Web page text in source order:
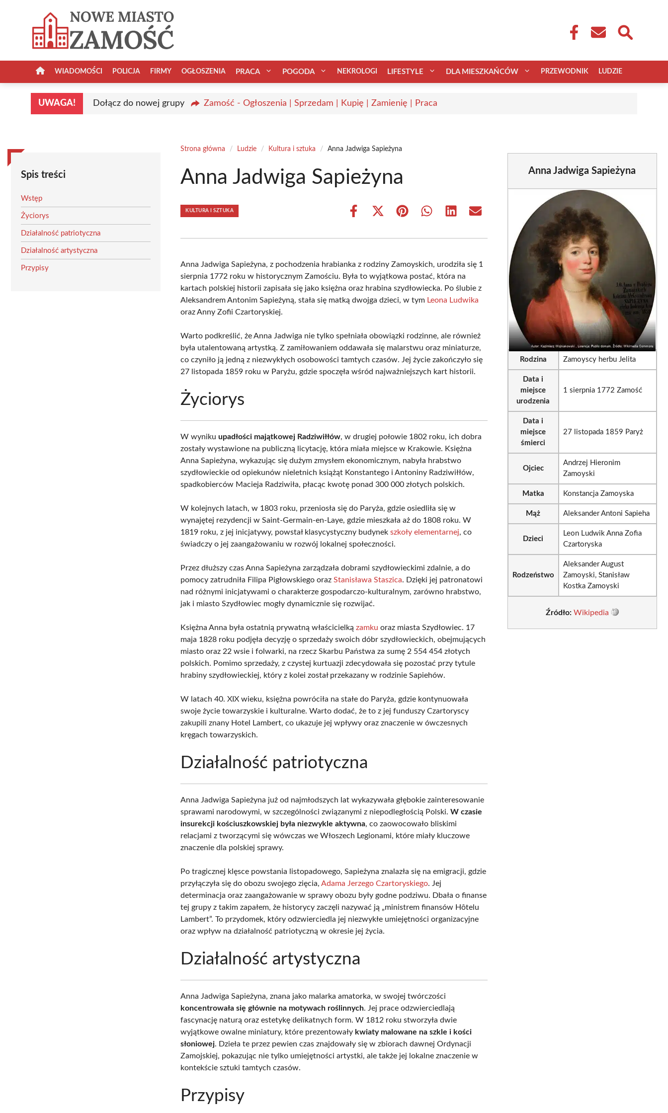
WIADOMOŚCI POLICJA FIRMY OGŁOSZENIA PRACA POGODA NEKROLOGI LIFESTYLE DLA MIESZKAŃCÓW PRZEWODNIK LUDZIE
UWAGA! Dołącz do nowej grupy Zamość - Ogłoszenia | Sprzedam | Kupię | Zamienię | Praca
Spis treści
Wstęp
Życiorys
Działalność patriotyczna
Działalność artystyczna
Przypisy
Strona główna / Ludzie / Kultura i sztuka / Anna Jadwiga Sapieżyna
Anna Jadwiga Sapieżyna
KULTURA I SZTUKA
Share
Share
(Twitter)
Share Share Share Share
Anna Jadwiga Sapieżyna, z pochodzenia hrabianka z rodziny Zamoyskich, urodziła się 1
sierpnia 1772 roku w historycznym Zamościu. Była to wyjątkowa postać, która na
kartach polskiej historii zapisała się jako księżna oraz hrabina szydłowiecka. Po ślubie z
Aleksandrem Antonim Sapieżyną, stała się matką dwojga dzieci, w tym Leona Ludwika
oraz Anny Zofii Czartoryskiej.
Warto podkreślić, że Anna Jadwiga nie tylko spełniała obowiązki rodzinne, ale również
była utalentowaną artystką. Z zamiłowaniem oddawała się malarstwu oraz miniaturze,
co czyniło ją jedną z niezwykłych osobowości tamtych czasów. Jej życie zakończyło się
27 listopada 1859 roku w Paryżu, gdzie spoczęła wśród najważniejszych kart historii.
Życiorys
W wynikuupadłości majątkowej Radziwiłłów, w drugiej połowie 1802 roku, ich dobra
zostały wystawione na publiczną licytację, która miała miejsce w Krakowie. Księżna
Anna Sapieżyna, wykazując się dużym zmysłem ekonomicznym, nabyła hrabstwo
szydłowieckie od opiekunów nieletnich książąt Konstantego i Antoniny Radziwiłłów,
spadkobierców Macieja Radziwiła, płacąc kwotę ponad 300 000 złotych polskich.
W kolejnych latach, w 1803 roku, przeniosła się do Paryża, gdzie osiedliła się w
wynajętej rezydencji w Saint-Germain-en-Laye, gdzie mieszkała aż do 1808 roku. W
1819 roku, z jej inicjatywy, powstał klasycystyczny budynekszkoły elementarnej, co
świadczy o jej zaangażowaniu w rozwój lokalnej społeczności.
Przez dłuższy czas Anna Sapieżyna zarządzała dobrami szydłowieckimi zdalnie, a do
pomocy zatrudniła Filipa Pigłowskiego orazStanisława Staszica. Dzięki jej patronatowi
nad różnymi inicjatywami o charakterze gospodarczo-kulturalnym, zarówno hrabstwo,
jak i miasto Szydłowiec mogły dynamicznie się rozwijać.
Księżna Anna była ostatnią prywatną właścicielkązamku oraz miasta Szydłowiec. 17
maja 1828 roku podjęła decyzję o sprzedaży swoich dóbr szydłowieckich, obejmujących
miasto oraz 22 wsie i folwarki, na rzecz Skarbu Państwa za sumę 2 554 454 złotych
polskich. Pomimo sprzedaży, z czystej kurtuazji zdecydowała się pozostać przy tytule
hrabiny szydłowieckiej, który z kolei został przekazany w rodzinie Sapiehów.
W latach 40. XIX wieku, księżna powróciła na stałe do Paryża, gdzie kontynuowała
swoje życie towarzyskie i kulturalne. Warto dodać, że to z jej funduszy Czartoryscy
zakupili znany Hotel Lambert, co ukazuje jej wpływy oraz znaczenie w ówczesnych
kręgach towarzyskich.
Działalność patriotyczna
Anna Jadwiga Sapieżyna już od najmłodszych lat wykazywała głębokie zainteresowanie
sprawami narodowymi, w szczególności związanymi z niepodległością Polski.W czasie
insurekcji kościuszkowskiej była niezwykle aktywna, co zaowocowało bliskimi
relacjami z tworzącymi się wówczas we Włoszech Legionami, które miały kluczowe
znaczenie dla polskiej sprawy.
Po tragicznej klęsce powstania listopadowego, Sapieżyna znalazła się na emigracji, gdzie
przyłączyła się do obozu swojego zięcia,Adama Jerzego Czartoryskiego. Jej
determinacja oraz zaangażowanie w sprawy obozu były godne podziwu. Dbała o finanse
tej grupy z takim zapałem, że historycy zaczęli nazywać ją „ministrem finansów Hôtelu
Lambert”. To przydomek, który odzwierciedla jej niezwykłe umiejętności organizacyjne
oraz wpływ na działalność patriotyczną w okresie jej życia.
Działalność artystyczna
Anna Jadwiga Sapieżyna, znana jako malarka amatorka, w swojej twórczości
koncentrowała się głównie na motywach roślinnych. Jej prace odzwierciedlają
fascynację naturą oraz estetykę delikatnych form. W 1812 roku stworzyła dwie
wyjątkowe owalne miniatury, które prezentowały kwiaty malowane na szkle i kości
słoniowej. Dzieła te przez pewien czas znajdowały się w zbiorach dawnej Ordynacji
Zamojskiej, pokazując nie tylko umiejętności artystki, ale także jej lokalne znaczenie w
kontekście sztuki tamtych czasów.
Przypisy
Anna Jadwiga Sapieżyna
Rodzina Zamoyscy herbu Jelita
Data i
miejsce
urodzenia
1 sierpnia 1772 Zamość
Data i
miejsce
śmierci
27 listopada 1859 Paryż
Ojciec
Andrzej Hieronim
Zamoyski
Matka Konstancja Zamoyska
Mąż Aleksander Antoni Sapieha
Dzieci
Leon Ludwik Anna Zofia
Czartoryska
Rodzeństwo
Aleksander August
Zamoyski, Stanisław
Kostka Zamoyski
Źródło: Wikipedia